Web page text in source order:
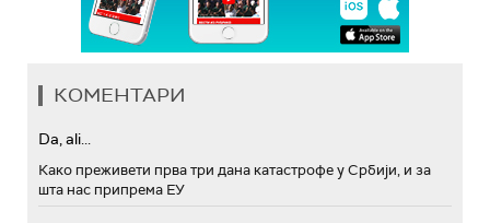
КОМЕНТАРИ
Da, ali...
Како преживети прва три дана катастрофе у Србији, и за
шта нас припрема ЕУ